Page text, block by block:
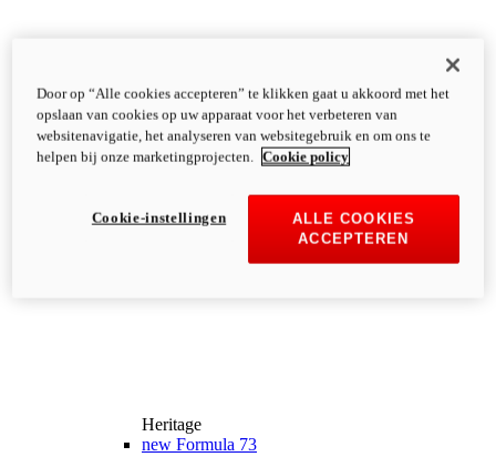
Heritage
new Formula 73
Door op “Alle cookies accepteren” te klikken gaat u akkoord met het
opslaan van cookies op uw apparaat voor het verbeteren van
websitenavigatie, het analyseren van websitegebruik en om ons te
helpen bij onze marketingprojecten.
Cookie policy
ALLE COOKIES
ACCEPTEREN
Cookie-instellingen